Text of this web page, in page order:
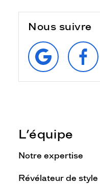
Nous suivre
SUR
GOOGLE
SUR
L’équipe
Notre expertise
Révélateur de style